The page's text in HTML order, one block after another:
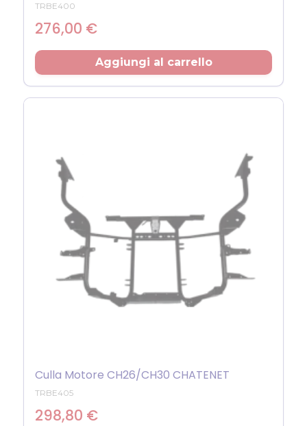
TRBE400
276,00 €Prezzo
Aggiungi al carrello
Culla Motore CH26/CH30 CHATENET
TRBE405
298,80 €Prezzo